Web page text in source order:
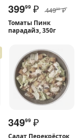
39999 ₽ 44999 ₽
Томаты Пинк
парадайз, 350г
34999 ₽
Салат Перекрёсток